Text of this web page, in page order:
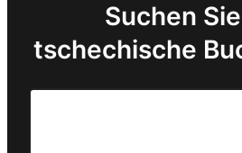
Suchen
tschechische